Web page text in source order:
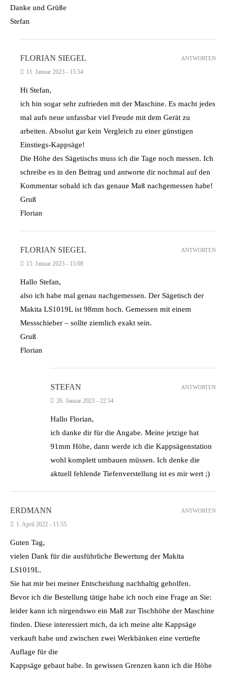
Danke und Grüße
Stefan
FLORIAN SIEGEL
11. Januar 2023 - 15:54
Hi Stefan,
ich bin sogar sehr zufrieden mit der Maschine. Es macht jedes
mal aufs neue unfassbar viel Freude mit dem Gerät zu
arbeiten. Absolut gar kein Vergleich zu einer günstigen
Einstiegs-Kappsäge!
Die Höhe des Sägetischs muss ich die Tage noch messen. Ich
schreibe es in den Beitrag und antworte dir nochmal auf den
Kommentar sobald ich das genaue Maß nachgemessen habe!
Gruß
Florian
ANTWORTEN
FLORIAN SIEGEL
15. Januar 2023 - 15:08
Hallo Stefan,
also ich habe mal genau nachgemessen. Der Sägetisch der
Makita LS1019L ist 98mm hoch. Gemessen mit einem
Messschieber – sollte ziemlich exakt sein.
Gruß
Florian
ANTWORTEN
STEFAN
26. Januar 2023 - 22:54
Hallo Florian,
ich danke dir für die Angabe. Meine jetzige hat
91mm Höhe, dann werde ich die Kappsägenstation
wohl komplett umbauen müssen. Ich denke die
aktuell fehlende Tiefenverstellung ist es mir wert ;)
ANTWORTEN
ERDMANN
1. April 2022 - 11:55
Guten Tag,
vielen Dank für die ausführliche Bewertung der Makita
LS1019L.
Sie hat mir bei meiner Entscheidung nachhaltig geholfen.
Bevor ich die Bestellung tätige habe ich noch eine Frage an Sie:
leider kann ich nirgendswo ein Maß zur Tischhöhe der Maschine
finden. Diese interessiert mich, da ich meine alte Kappsäge
verkauft habe und zwischen zwei Werkbänken eine vertiefte
Auflage für die
Kappsäge gebaut habe. In gewissen Grenzen kann ich die Höhe
ANTWORTEN